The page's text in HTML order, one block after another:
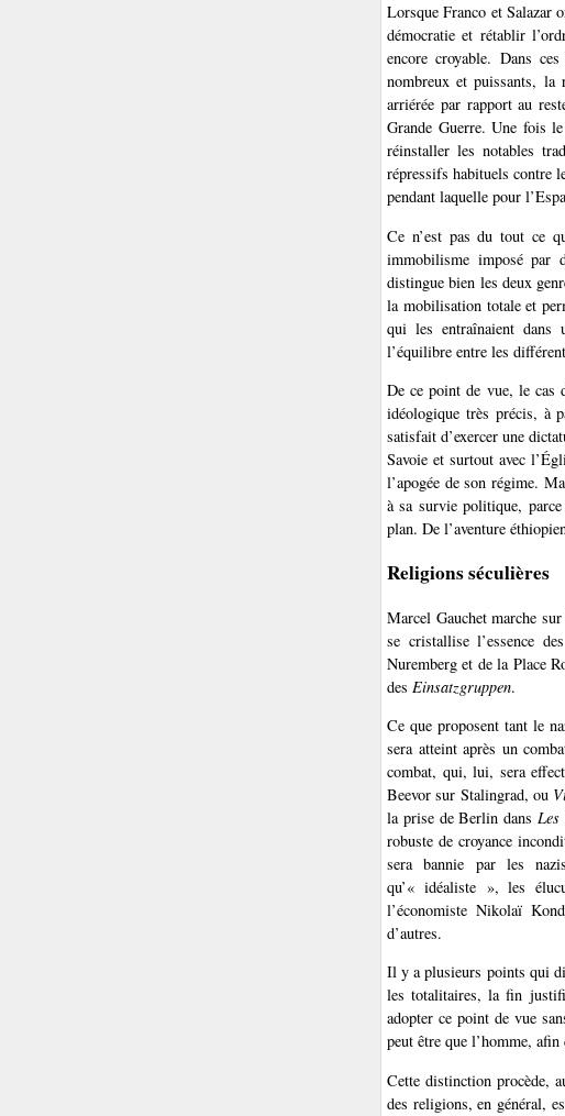
Lorsque Franco et Salazar
démocratie et rétablir
encore croyable. Dans
nombreux et puissants, la
arriérée par rapport au
Grande Guerre. Une fois
réinstaller les notables
répressifs habituels contre
pendant laquelle pour
Ce n’est pas du tout ce
immobilisme imposé par
distingue bien les deux
la mobilisation totale et
qui les entraînaient dans
l’équilibre entre les
De ce point de vue, le cas
idéologique très précis, à
satisfait d’exercer une
Savoie et surtout avec
l’apogée de son régime.
à sa survie politique,
plan. De l’aventure
Religions séculières
Marcel Gauchet marche
se cristallise l’essence
Nuremberg et de la Place
des Einsatzgruppen.
Ce que proposent tant le
sera atteint après un
combat, qui, lui, sera
Beevor sur Stalingrad, ou
la prise de Berlin dans Les
robuste de croyance
sera bannie par les
qu’« idéaliste », les
l’économiste Nikolaï
d’autres.
Il y a plusieurs points qui
les totalitaires, la fin
adopter ce point de vue
peut être que l’homme, afin
Cette distinction procède,
des religions, en général,